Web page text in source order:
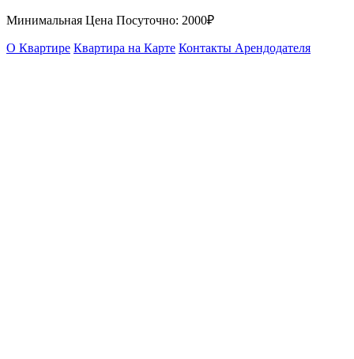
Минимальная Цена Посуточно: 2000₽
О Квартире Квартира на Карте Контакты Арендодателя